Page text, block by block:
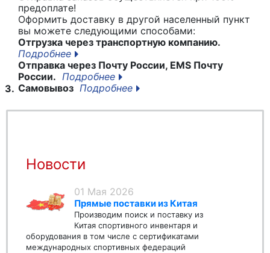
предоплате!
Оформить доставку в другой населенный пункт
вы можете следующими способами:
Отгрузка через транспортную компанию.
Подробнее
Отправка через Почту России, EMS Почту
России. Подробнее
3. Самовывоз Подробнее
Новости
01 Мая 2026
Прямые поставки из Китая
Производим поиск и поставку из
Китая спортивного инвентаря и
оборудования в том числе с сертификатами
международных спортивных федераций